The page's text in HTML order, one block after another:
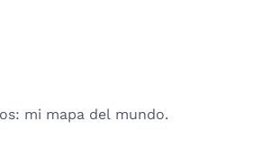
mi mapa del mundo.